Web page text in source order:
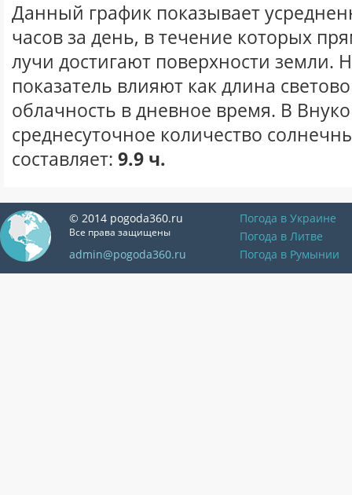
Данный график показывает
часов за день, в течение которых
лучи достигают поверхности земли.
показатель влияют как длина
облачность в дневное время. В
среднесуточное количество
составляет: 9.9 ч.
© 2014 pogoda360.ru
Все права защищены
admin@pogoda360.ru
Погода в Украине
Погода в Литве
Погода в Румынии